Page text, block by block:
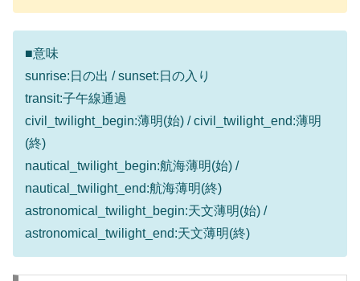
■意味
sunrise:日の出 / sunset:日の入り
transit:子午線通過
civil_twilight_begin:薄明(始) / civil_twilight_end:薄明
(終)
nautical_twilight_begin:航海薄明(始) /
nautical_twilight_end:航海薄明(終)
astronomical_twilight_begin:天文薄明(始) /
astronomical_twilight_end:天文薄明(終)